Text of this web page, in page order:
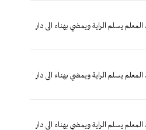
يسلم الراية ويمضي بهناء الى دار
يسلم الراية ويمضي بهناء الى دار
يسلم الراية ويمضي بهناء الى دار